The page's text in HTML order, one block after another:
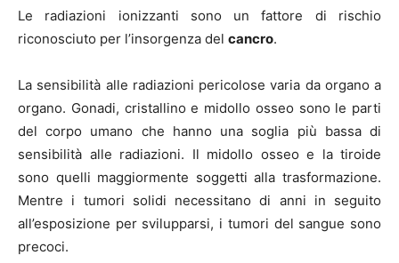
Le radiazioni ionizzanti sono un fattore di rischio
riconosciuto per l’insorgenza del cancro.
La sensibilità alle radiazioni pericolose varia da organo a
organo. Gonadi, cristallino e midollo osseo sono le parti
del corpo umano che hanno una soglia più bassa di
sensibilità alle radiazioni. Il midollo osseo e la tiroide
sono quelli maggiormente soggetti alla trasformazione.
Mentre i tumori solidi necessitano di anni in seguito
all’esposizione per svilupparsi, i tumori del sangue sono
precoci.